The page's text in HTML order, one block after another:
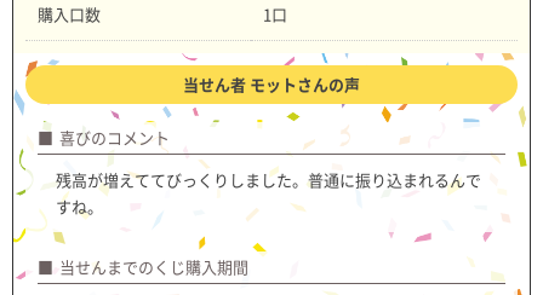
購入口数 1口
当せん者 モットさんの声
喜びのコメント
残高が増えててびっくりしました。普通に振り込まれるんで
すね。
当せんまでのくじ購入期間